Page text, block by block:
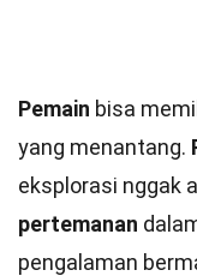
Pemain bisa
yang menantang.
eksplorasi nggak
pertemanan
pengalaman